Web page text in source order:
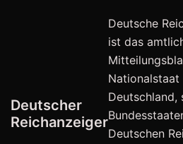
Deutscher
Reichanzeiger
Deutsche
ist das
Nationalstaat
Deutschland,
Deutschen